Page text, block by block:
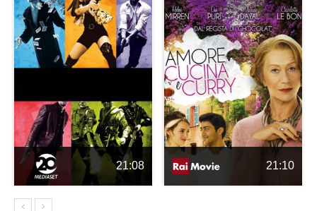
21:08 21:10